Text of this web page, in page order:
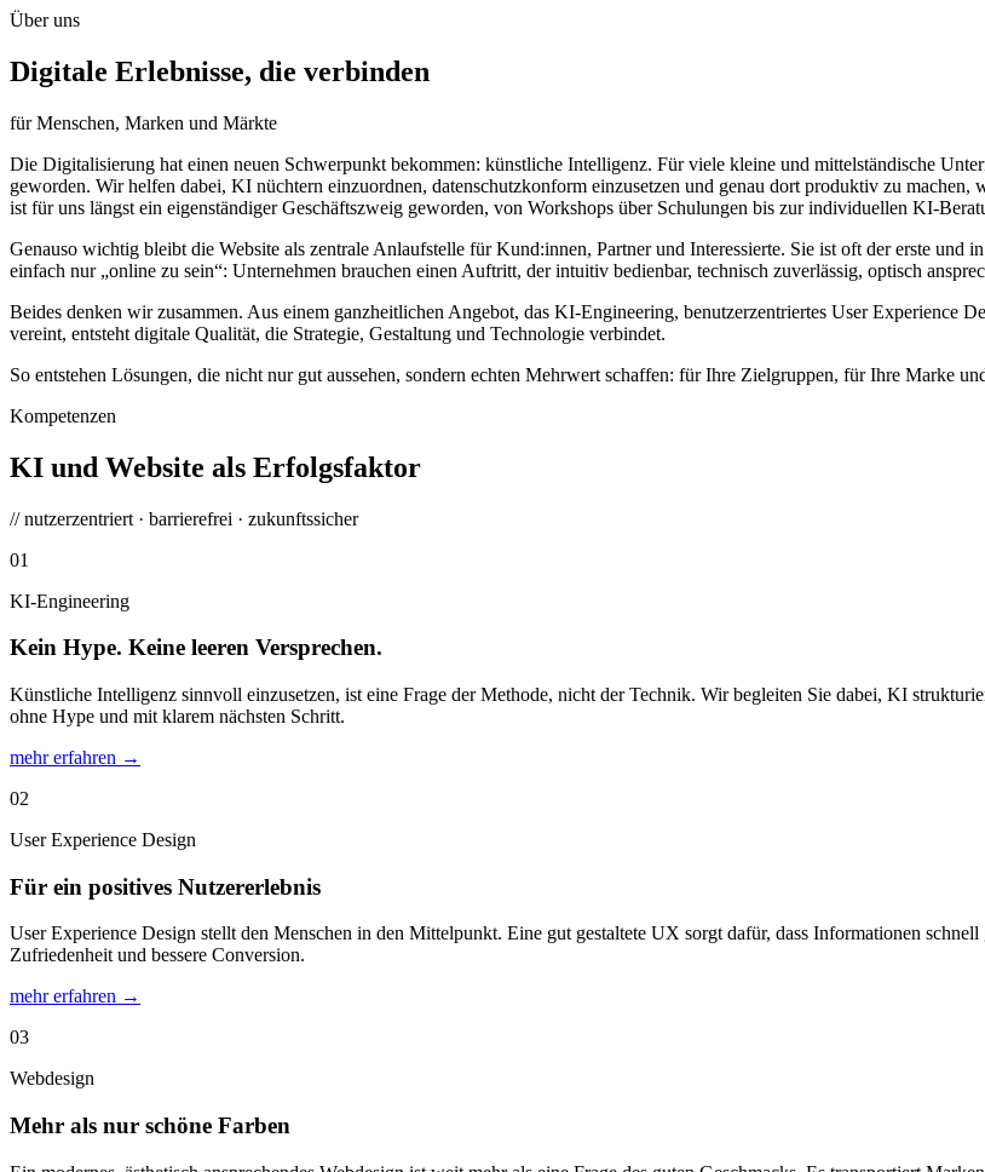
Über uns
Digitale Erlebnisse, die verbinden
für Menschen, Marken und Märkte
Die Digitalisierung hat einen neuen Schwerpunkt bekommen: künstliche Intelligenz. Für viele kleine und mittelständische
geworden. Wir helfen dabei, KI nüchtern einzuordnen, datenschutzkonform einzusetzen und genau dort produktiv zu
ist für uns längst ein eigenständiger Geschäftszweig geworden, von Workshops über Schulungen bis zur individuellen KI-
Genauso wichtig bleibt die Website als zentrale Anlaufstelle für Kund:innen, Partner und Interessierte. Sie ist oft der erste und
einfach nur „online zu sein“: Unternehmen brauchen einen Auftritt, der intuitiv bedienbar, technisch zuverlässig, optisch
Beides denken wir zusammen. Aus einem ganzheitlichen Angebot, das KI-Engineering, benutzerzentriertes User Experience
vereint, entsteht digitale Qualität, die Strategie, Gestaltung und Technologie verbindet.
So entstehen Lösungen, die nicht nur gut aussehen, sondern echten Mehrwert schaffen: für Ihre Zielgruppen, für Ihre Marke
Kompetenzen
KI und Website als Erfolgsfaktor
// nutzerzentriert · barrierefrei · zukunftssicher
01
KI-Engineering
Kein Hype. Keine leeren Versprechen.
Künstliche Intelligenz sinnvoll einzusetzen, ist eine Frage der Methode, nicht der Technik. Wir begleiten Sie dabei, KI
ohne Hype und mit klarem nächsten Schritt.
mehr erfahren →
02
User Experience Design
Für ein positives Nutzererlebnis
User Experience Design stellt den Menschen in den Mittelpunkt. Eine gut gestaltete UX sorgt dafür, dass Informationen
Zufriedenheit und bessere Conversion.
mehr erfahren →
03
Webdesign
Mehr als nur schöne Farben